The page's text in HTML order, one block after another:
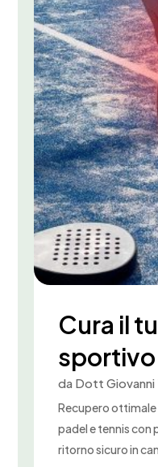
Cura il
sportivo
da Dott Giovanni
Recupero
padel e tennis con
ritorno sicuro in